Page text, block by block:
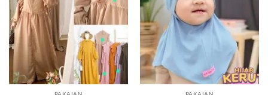
wishlist